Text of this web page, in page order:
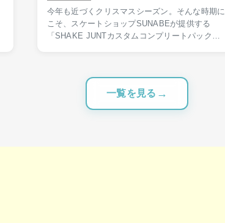
今年も近づくクリスマスシーズン。そんな時期に
こそ、スケートショップSUNABEが提供する
「SHAKE JUNTカスタムコンプリートパック」
一覧を見る